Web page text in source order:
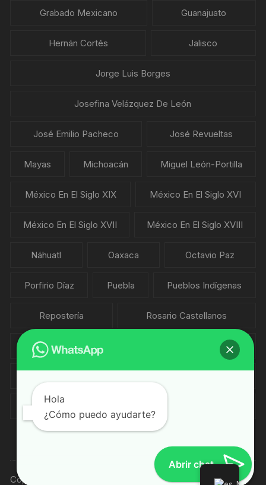
Grabado Mexicano Guanajuato
Hernán Cortés Jalisco
Jorge Luis Borges
Josefina Velázquez De León
José Emilio Pacheco José Revueltas
Mayas Michoacán Miguel León-Portilla
México En El Siglo XIX México En El Siglo XVI
México En El Siglo XVII México En El Siglo XVIII
Náhuatl Oaxaca Octavio Paz
Porfirio Díaz Puebla Pueblos Indígenas
Repostería Rosario Castellanos
Salvador Novo Sopas
Xavier Villaurrutia
Copyright © ExperTur 2020.
Hola
¿Cómo puedo ayudarte?
Abrir chat